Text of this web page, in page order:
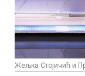
Жељка Стојичић и